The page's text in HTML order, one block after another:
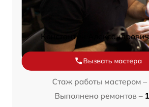
Константин
Вызвать мастера
Стаж работы мастером –
Выполнено ремонтов –